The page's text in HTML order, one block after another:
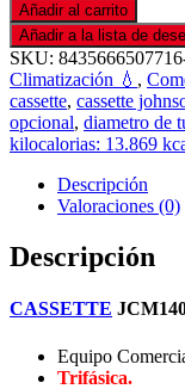
Añadir al carrito
Añadir a la lista de
SKU:
Climatización 💧 ,
cassette, cassette
opcional, diametro de
kilocalorias: 13.869
Descripción
Valoraciones (0)
Descripción
CASSETTE
Equipo
Trifásica.